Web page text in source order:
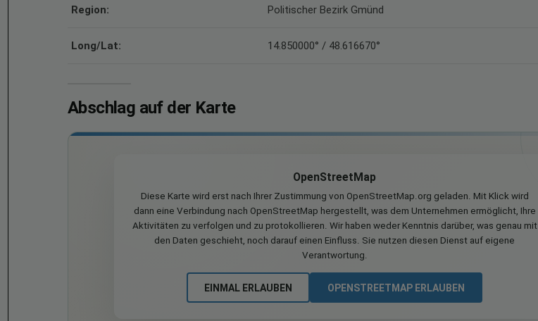
Region: Politischer Bezirk Gmünd
Long/Lat: 14.850000° / 48.616670°
Abschlag auf der Karte
OpenStreetMap
Diese Karte wird erst nach Ihrer Zustimmung von OpenStreetMap.org geladen. Mit Klick wird
dann eine Verbindung nach OpenStreetMap hergestellt, was dem Unternehmen ermöglicht, Ihre
Aktivitäten zu verfolgen und zu protokollieren. Wir haben weder Kenntnis darüber, was genau mit
den Daten geschieht, noch darauf einen Einfluss. Sie nutzen diesen Dienst auf eigene
Verantwortung.
EINMAL ERLAUBEN OPENSTREETMAP ERLAUBEN